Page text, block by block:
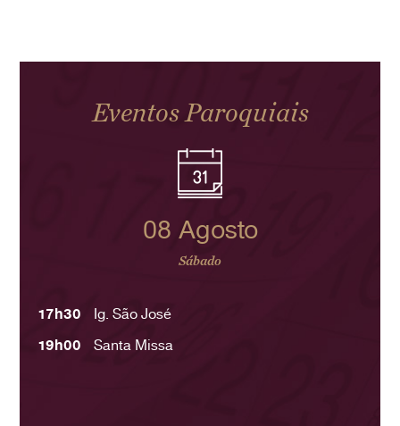
Eventos Paroquiais
08 Agosto
Sábado
17h30
Ig. São José
19h00
Santa Missa